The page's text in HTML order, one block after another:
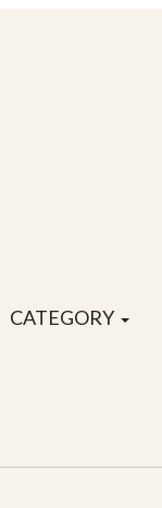
CATEGORY